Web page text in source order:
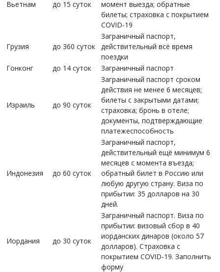
Вьетнам до 15 суток
момент выезда; обратные
билеты; страховка с покрытием
COVID-19
Грузия до 360 суток
Заграничный паспорт,
действительный всё время
поездки
Гонконг
до 14 суток Заграничный паспорт
Израиль до 90 суток
Заграничный паспорт сроком
действия не менее 6 месяцев;
билеты с закрытыми датами;
страховка; бронь в отеле;
документы, подтверждающие
платежеспособность
Индонезия до 60 суток
Заграничный паспорт,
действительный ещё минимум 6
месяцев с момента въезда;
обратный билет в Россию или
любую другую страну. Виза по
прибытии: 35 долларов на 30
дней.
Иордания до 30 суток
Заграничный паспорт. Виза по
прибытии: визовый сбор в 40
иорданских динаров (около 57
долларов). Страховка с
покрытием COVID-19. Заполнить
форму